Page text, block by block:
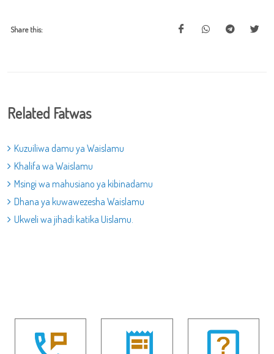
Share this:
Related Fatwas
Kuzuiliwa damu ya Waislamu
Khalifa wa Waislamu
Msingi wa mahusiano ya kibinadamu
Dhana ya kuwawezesha Waislamu
Ukweli wa jihadi katika Uislamu.